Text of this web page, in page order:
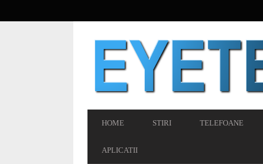
NAVIGATION
NAVIGATION
HOME STIRI TELEFOANE
APLICATII